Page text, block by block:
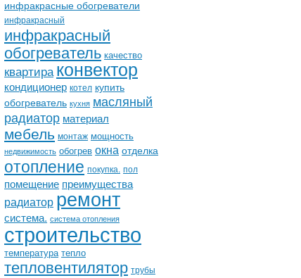
инфракрасные обогреватели
инфракрасный
инфракрасный
обогреватель качество
квартираконвектор
кондиционер котел купить
обогреватель кухня масляный
радиатор материал
мебель монтаж мощность
недвижимость обогрев окна отделка
отопление покупка. пол
помещение преимущества
радиаторремонт
система. система отопления
строительство
температура тепло
тепловентилятор трубы